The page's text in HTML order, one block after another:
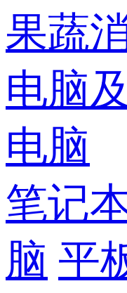
果蔬
电脑
电脑
笔记
脑 平